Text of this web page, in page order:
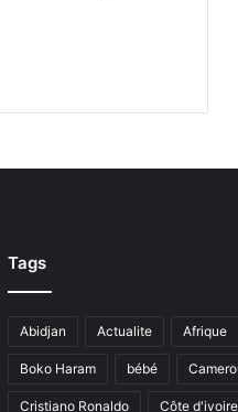
Tags
Abidjan Actualite Afrique
Boko Haram bébé
Cristiano Ronaldo Côte d'ivoire